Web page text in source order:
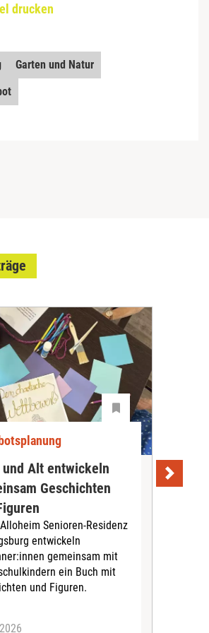
drucken
Garten und Natur
Alt entwickeln
Geschichten
Senioren-Residenz
entwickeln
gemeinsam mit
ein Buch mit
und Figuren.